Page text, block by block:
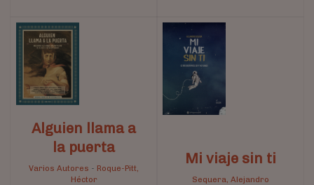
Alguien llama a
la puerta
Varios Autores - Roque-Pitt,
Héctor
Mi viaje sin ti
Sequera, Alejandro